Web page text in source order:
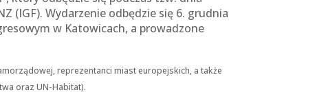
(IGF). Wydarzenie odbędzie się 6. grudnia
w Katowicach, a prowadzone
reprezentanci miast europejskich, a także
oraz UN-Habitat).